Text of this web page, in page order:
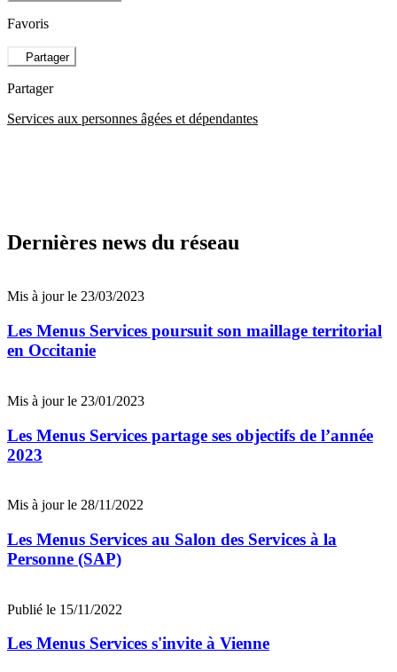
Favoris
Partager
Partager
Services aux personnes âgées et dépendantes
Dernières news du réseau
Mis à jour le 23/03/2023
Les Menus Services poursuit son maillage territorial
en Occitanie
Mis à jour le 23/01/2023
Les Menus Services partage ses objectifs de l’année
2023
Mis à jour le 28/11/2022
Les Menus Services au Salon des Services à la
Personne (SAP)
Publié le 15/11/2022
Les Menus Services s'invite à Vienne